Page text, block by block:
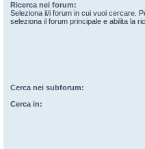
Ricerca nei forum:
Seleziona il/i forum in cui vuoi cercare.
seleziona il forum principale e abilita la
Cerca nei subforum:
Cerca in: